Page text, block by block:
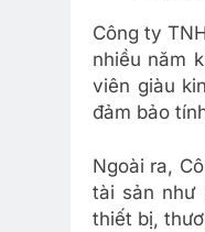
Công ty
nhiều năm
viên giàu
đảm bảo
Ngoài ra,
tài sản như
thiết bị,